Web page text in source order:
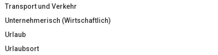
Transport und Verkehr
Unternehmerisch (Wirtschaftlich)
Urlaub
Urlaubsort